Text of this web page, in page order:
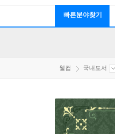
빠른분야찾기
웰컴 국내도서